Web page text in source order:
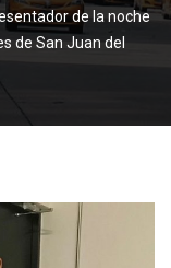
de la noche
de San Juan del